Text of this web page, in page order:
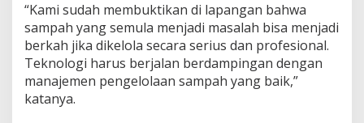
“Kami sudah membuktikan di lapangan bahwa
sampah yang semula menjadi masalah bisa menjadi
berkah jika dikelola secara serius dan profesional.
Teknologi harus berjalan berdampingan dengan
manajemen pengelolaan sampah yang baik,”
katanya.